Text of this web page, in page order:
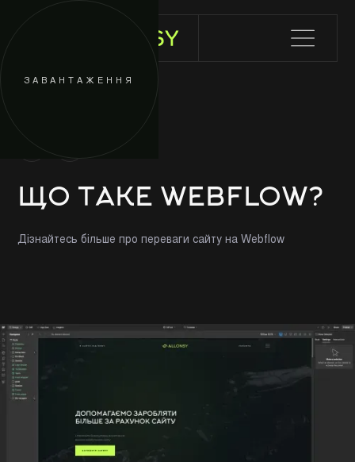
ЗАВАНТАЖЕННЯ
/СТАТТЯ
ЩО ТАКЕ WEBFLOW?
Дізнайтесь більше про переваги сайту на Webflow